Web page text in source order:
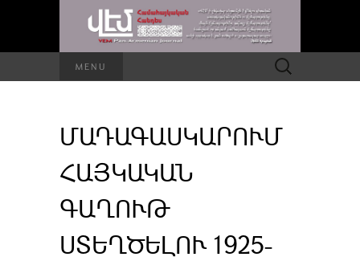
MENU Որոնել՝
ՄԱԴԱԳԱՍԿԱՐՈՒՄ
ՀԱՅԿԱԿԱՆ
ԳԱՂՈՒԹ
ՍՏԵՂԾԵԼՈՒ 1925-